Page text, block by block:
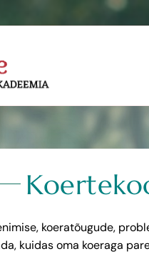
koeratõugude,
kuidas oma koeraga